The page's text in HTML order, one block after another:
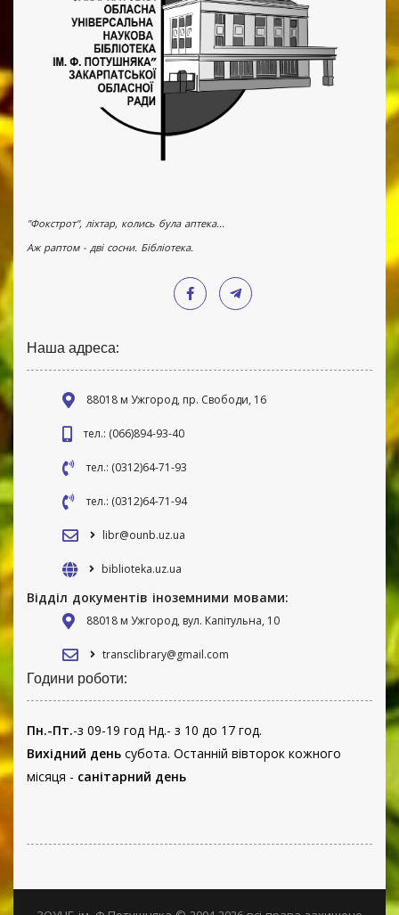
"Фокстрот", ліхтар, колись була аптека...
Аж раптом - дві сосни. Бібліотека.
Наша адреса:
88018 м Ужгород, пр. Свободи, 16
тел.: (066)894-93-40
тел.: (0312)64-71-93
тел.: (0312)64-71-94
libr@ounb.uz.ua
biblioteka.uz.ua
Відділ документів іноземними мовами:
88018 м Ужгород, вул. Капітульна, 10
transclibrary@gmail.com
Години роботи:
Пн.-Пт.-з 09-19 год Нд.- з 10 до 17 год.
Вихідний день субота. Останній вівторок кожного
місяця - санітарний день